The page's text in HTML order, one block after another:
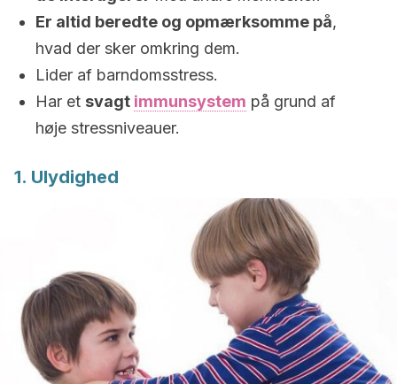
Er altid beredte og opmærksomme på,
hvad der sker omkring dem.
Lider af barndomsstress.
Har et svagt immunsystem på grund af
høje stressniveauer.
1. Ulydighed